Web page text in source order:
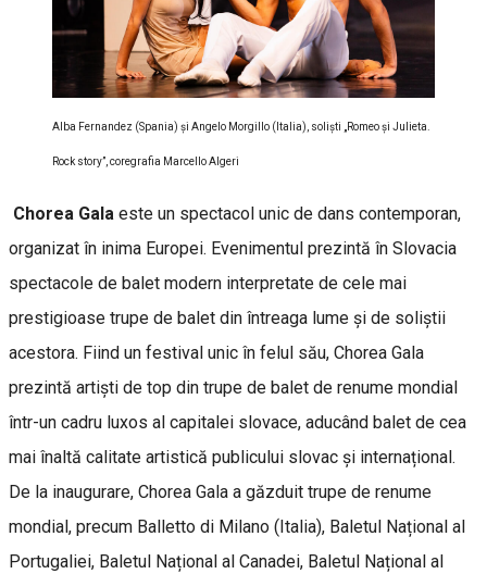
Alba Fernandez (Spania) și Angelo Morgillo (Italia), soliști „Romeo și Julieta.
Rock story”, coregrafia Marcello Algeri
Chorea Gala este un spectacol unic de dans contemporan,
organizat în inima Europei. Evenimentul prezintă în Slovacia
spectacole de balet modern interpretate de cele mai
prestigioase trupe de balet din întreaga lume și de soliștii
acestora. Fiind un festival unic în felul său, Chorea Gala
prezintă artiști de top din trupe de balet de renume mondial
într-un cadru luxos al capitalei slovace, aducând balet de cea
mai înaltă calitate artistică publicului slovac și internațional.
De la inaugurare, Chorea Gala a găzduit trupe de renume
mondial, precum Balletto di Milano (Italia), Baletul Național al
Portugaliei, Baletul Național al Canadei, Baletul Național al